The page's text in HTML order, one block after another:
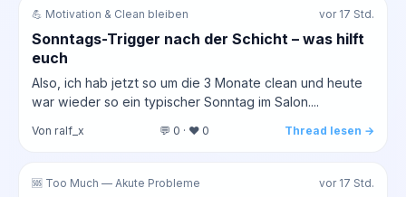
💪 Motivation & Clean bleiben vor 17 Std.
Sonntags-Trigger nach der Schicht – was hilft
euch
Also, ich hab jetzt so um die 3 Monate clean und heute
war wieder so ein typischer Sonntag im Salon....
Von ralf_x 💬 0 · ❤️ 0 Thread lesen →
🆘 Too Much — Akute Probleme vor 17 Std.